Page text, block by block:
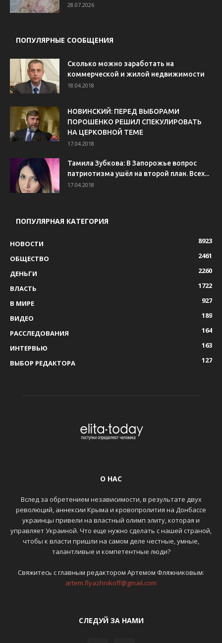
28.07.2026
ПОПУЛЯРНЫЕ СООБЩЕНИЯ
Сколько можно заработать на
коммерческой и жилой недвижимости
18.04.2018
НОВИНСКИЙ: ПЕРЕД ВЫБОРАМИ
ПОРОШЕНКО РЕШИЛ СПЕКУЛИРОВАТЬ
НА ЦЕРКОВНОЙ ТЕМЕ
17.04.2018
Тамила Зубкова: В Запорожье вопрос
патриотизма ушёл на второй план. Всех...
17.04.2018
ПОПУЛЯРНАЯ КАТЕГОРИЯ
НОВОСТИ
8923
ОБЩЕСТВО
2461
ДЕНЬГИ
2260
ВЛАСТЬ
1722
В МИРЕ
927
ВИДЕО
189
РАССЛЕДОВАНИЯ
164
ИНТЕРВЬЮ
163
ВЫБОР РЕДАКТОРА
127
О НАС
Вслед за обретением независимости, в результате двух
революций, аннексии Крыма и кровопролития на Донбассе
украинцы привели на властный олимп элиту, которая и
управляет Украиной. Что еще нужно сделать с нашей страной,
чтобы к власти пришли на самом деле честные, умные,
талантливые и компетентные люди?
Свяжитесь с главным редактором Артемом Фляжниковым:
artem.flyazhnikoff@gmail.com
СЛЕДУЙ ЗА НАМИ